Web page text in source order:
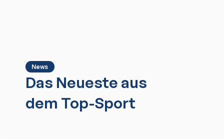
News
Das Neueste aus
dem Top-Sport